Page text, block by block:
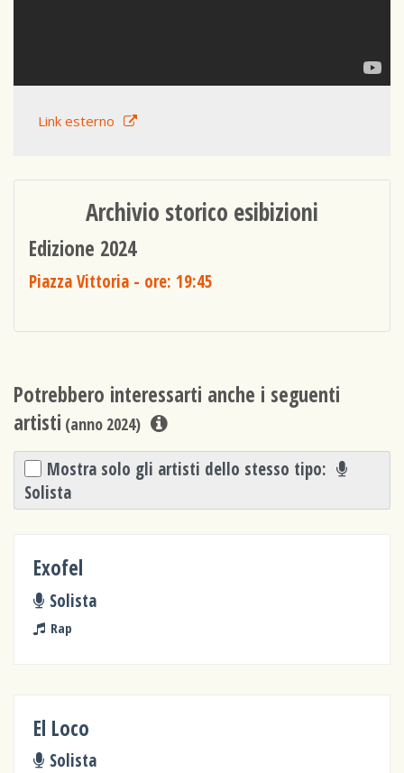
Link esterno
Archivio storico esibizioni
Edizione 2024
Piazza Vittoria - ore: 19:45
Potrebbero interessarti anche i seguenti
artisti (anno 2024)
Mostra solo gli artisti dello stesso tipo:
Solista
Exofel
Solista
Rap
El Loco
Solista